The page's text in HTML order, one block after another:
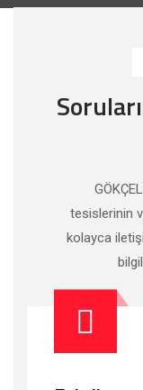
tesislerinin
kolayca